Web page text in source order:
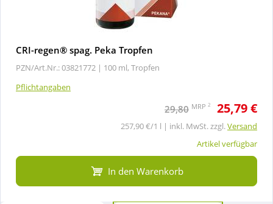
CRI-regen® spag. Peka Tropfen
PZN/Art.Nr.: 03821772 | 100 ml, Tropfen
Pflichtangaben
29,80 MRP 2 25,79 €
257,90 €/1 l | inkl. MwSt. zzgl.Versand
Artikel verfügbar
In den Warenkorb